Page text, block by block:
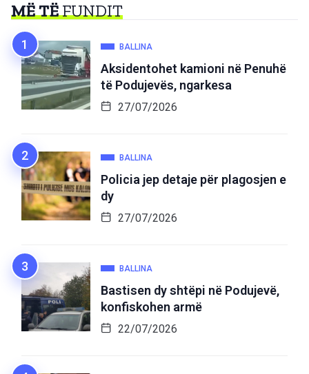
MË TËFUNDIT
BALLINA
Aksidentohet kamioni në Penuhë
të Podujevës, ngarkesa
27/07/2026
BALLINA
Policia jep detaje për plagosjen e
dy
27/07/2026
BALLINA
Bastisen dy shtëpi në Podujevë,
konfiskohen armë
22/07/2026